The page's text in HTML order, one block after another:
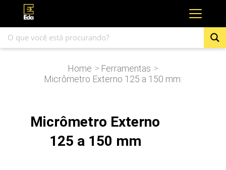
Home > Ferramentas >
Micrômetro Externo 125 a 150 mm
Micrômetro Externo
125 a 150 mm